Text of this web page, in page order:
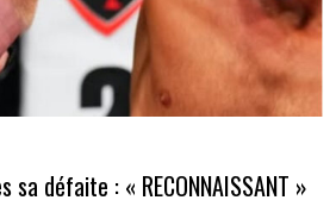
défaite : « RECONNAISSANT »